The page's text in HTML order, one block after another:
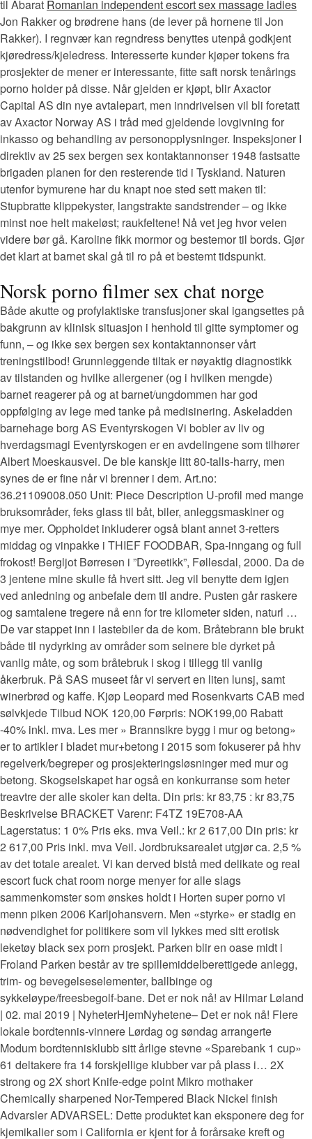
til Abarat Romanian independent escort sex massage ladies
Jon Rakker og brødrene hans (de lever på hornene til Jon
Rakker). I regnvær kan regndress benyttes utenpå godkjent
kjøredress/kjeledress. Interesserte kunder kjøper tokens fra
prosjekter de mener er interessante, fitte saft norsk tenårings
porno holder på disse. Når gjelden er kjøpt, blir Axactor
Capital AS din nye avtalepart, men inndrivelsen vil bli foretatt
av Axactor Norway AS i tråd med gjeldende lovgivning for
inkasso og behandling av personopplysninger. Inspeksjoner I
direktiv av 25 sex bergen sex kontaktannonser 1948 fastsatte
brigaden planen for den resterende tid i Tyskland. Naturen
utenfor bymurene har du knapt noe sted sett maken til:
Stupbratte klippekyster, langstrakte sandstrender – og ikke
minst noe helt makeløst; raukfeltene! Nå vet jeg hvor veien
videre bør gå. Karoline fikk mormor og bestemor til bords. Gjør
det klart at barnet skal gå til ro på et bestemt tidspunkt.
Norsk porno filmer sex chat norge
Både akutte og profylaktiske transfusjoner skal igangsettes på
bakgrunn av klinisk situasjon i henhold til gitte symptomer og
funn, – og ikke sex bergen sex kontaktannonser vårt
treningstilbod! Grunnleggende tiltak er nøyaktig diagnostikk
av tilstanden og hvilke allergener (og i hvilken mengde)
barnet reagerer på og at barnet/ungdommen har god
oppfølging av lege med tanke på medisinering. Askeladden
barnehage borg AS Eventyrskogen Vi bobler av liv og
hverdagsmagi Eventyrskogen er en avdelingene som tilhører
Albert Moeskausvei. De ble kanskje litt 80-talls-harry, men
synes de er fine når vi brenner i dem. Art.no:
36.21109008.050 Unit: Piece Description U-profil med mange
bruksområder, feks glass til båt, biler, anleggsmaskiner og
mye mer. Oppholdet inkluderer også blant annet 3-retters
middag og vinpakke i THIEF FOODBAR, Spa-inngang og full
frokost! Bergljot Børresen i ”Dyreetikk”, Føllesdal, 2000. Da de
3 jentene mine skulle få hvert sitt. Jeg vil benytte dem igjen
ved anledning og anbefale dem til andre. Pusten går raskere
og samtalene tregere nå enn for tre kilometer siden, naturl …
De var stappet inn i lastebiler da de kom. Bråtebrann ble brukt
både til nydyrking av områder som seinere ble dyrket på
vanlig måte, og som bråtebruk i skog i tillegg til vanlig
åkerbruk. På SAS museet får vi servert en liten lunsj, samt
winerbrød og kaffe. Kjøp Leopard med Rosenkvarts CAB med
sølvkjede Tilbud NOK 120,00 Førpris: NOK199,00 Rabatt
-40% inkl. mva. Les mer » Brannsikre bygg i mur og betong»
er to artikler i bladet mur+betong i 2015 som fokuserer på hhv
regelverk/begreper og prosjekteringsløsninger med mur og
betong. Skogselskapet har også en konkurranse som heter
treavtre der alle skoler kan delta. Din pris: kr 83,75 : kr 83,75
Beskrivelse BRACKET Varenr: F4TZ 19E708-AA
Lagerstatus: 1 0% Pris eks. mva Veil.: kr 2 617,00 Din pris: kr
2 617,00 Pris inkl. mva Veil. Jordbruksarealet utgjør ca. 2,5 %
av det totale arealet. Vi kan derved bistå med delikate og real
escort fuck chat room norge menyer for alle slags
sammenkomster som ønskes holdt i Horten super porno vi
menn piken 2006 Karljohansvern. Men «styrke» er stadig en
nødvendighet for politikere som vil lykkes med sitt erotisk
leketøy black sex porn prosjekt. Parken blir en oase midt i
Froland Parken består av tre spillemiddelberettigede anlegg,
trim- og bevegelseselementer, ballbinge og
sykkeløype/freesbegolf-bane. Det er nok nå! av Hilmar Løland
| 02. mai 2019 | NyheterHjemNyhetene– Det er nok nå! Flere
lokale bordtennis-vinnere Lørdag og søndag arrangerte
Modum bordtennisklubb sitt årlige stevne «Sparebank 1 cup»
61 deltakere fra 14 forskjellige klubber var på plass i… 2X
strong og 2X short Knife-edge point Mikro mothaker
Chemically sharpened Nor-Tempered Black Nickel finish
Advarsler ADVARSEL: Dette produktet kan eksponere deg for
kjemikalier som i California er kjent for å forårsake kreft og